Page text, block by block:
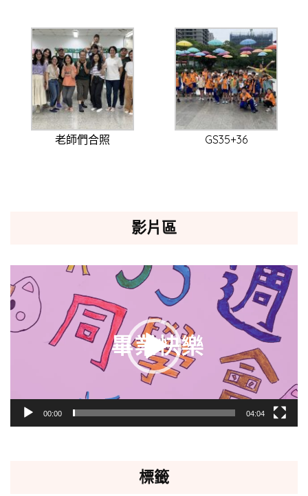
老師們合照 GS35+36
影片區
訊
播
放
00:00 04:04
標籤